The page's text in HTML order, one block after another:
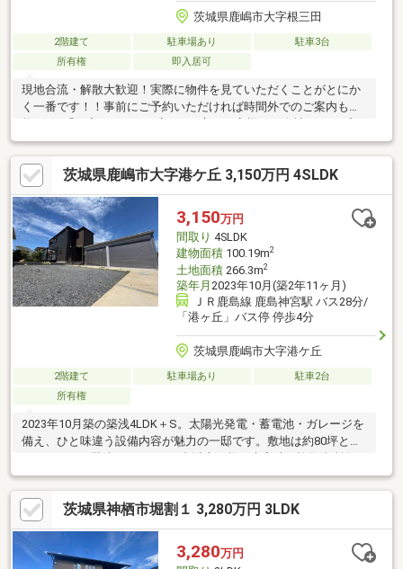
茨城県鹿嶋市大字根三田
2階建て 駐車場あり
駐車3台
所有権
即入居可
現地合流・解散大歓迎！実際に物件を見ていただくことがとにか
く一番です！！事前にご予約いただければ時間外でのご案内も可
住宅ローンを取り扱っている弊社だからこそ出来るご提案がござ
います！不動産会社選びで迷っている方はぜひ一度ご相談くださ
い♪
茨城県鹿嶋市大字港ケ丘 3,150万円 4SLDK
3,150万円
間取り 4SLDK
建物面積100.19m2
土地面積266.3m2
築年月 2023年10月(築2年11ヶ月)
ＪＲ鹿島線 鹿島神宮駅 バス28分/
「港ヶ丘」バス停 停歩4分
茨城県鹿嶋市大字港ケ丘
2階建て 駐車場あり
駐車2台
所有権
2023年10月築の築浅4LDK＋S。太陽光発電・蓄電池・ガレージを
備え、ひと味違う設備内容が魅力の一邸です。敷地は約80坪とゆ
ご家庭にも安心です。南側には広いお庭とサンルームがあり、洗
濯物干しはもちろん、お子様の遊び場やバーベキューなど多目的
に活用できます。室内は白を基調とした明るく清潔感のある空間
で、納戸や各所収納も充実。築浅ならではの綺麗さに加え、光熱
費対策や災害時にも心強い設備がそろっています。周辺は落ち着
いた住宅地で、日々の暮らしやすさも感じられる環境。設備・敷
茨城県神栖市堀割１ 3,280万円 3LDK
3,280万円